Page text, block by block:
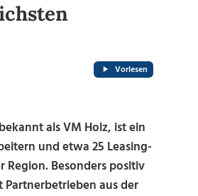
Vorlesen
als VM Holz, ist ein
und etwa 25 Leasing-
Besonders positiv
aus der